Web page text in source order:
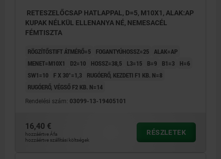
RETESZELŐCSAP HATLAPPAL, D=5, M10X1, ALAK:AP
KUPAK NÉLKÜL ELLENANYA NÉ, NEMESACÉL
FÉMTISZTA
RÖGZÍTŐSTIFT ÁTMÉRŐ=5 FOGANTYÚHOSSZ=25
ALAK=AP
MENET=M10X1
D2=10 HOSSZ=38,5 L3=15 B=9 B1=3
H=6
SW1=10
F X 30°=1,3
RUGÓERŐ, KEZDETI F1 KB. N=8
RUGÓERŐ, VÉGSŐ F2 KB. N=14
Rendelési szám: 03099-13-19405101
16,40 €
hozzáértve Áfa
hozzáértve szállítási költségek
RÉSZLETEK